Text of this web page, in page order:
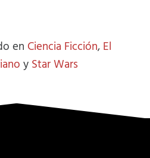
en Ciencia Ficción, El
y Star Wars